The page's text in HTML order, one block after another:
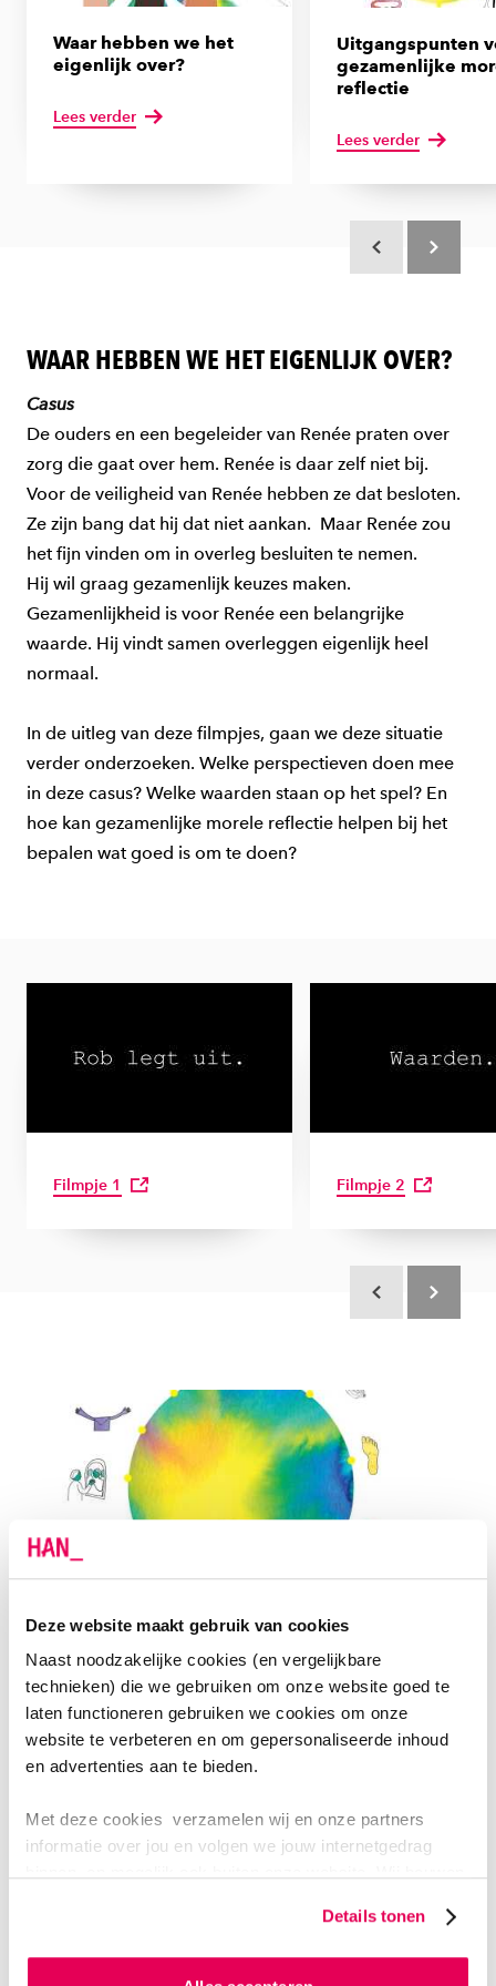
Deze website maakt gebruik van cookies
Naast noodzakelijke cookies (en vergelijkbare
technieken) die we gebruiken om onze website goed te
laten functioneren gebruiken we cookies om onze
website te verbeteren en om gepersonaliseerde inhoud
en advertenties aan te bieden.
Met deze cookies verzamelen wij en onze partners
informatie over jou en volgen we jouw internetgedrag
website en communicatie aan op jouw voorkeuren. Ook
van jouw internetgedrag.
Details tonen
Waar hebben we het
eigenlijk over?
Lees verder
Uitgangspunten
gezamenlijke
reflectie
Lees verder
WAAR HEBBEN WE HET EIGENLIJK OVER?
Casus
De ouders en een begeleider van Renée praten over
zorg die gaat over hem. Renée is daar zelf niet bij.
Voor de veiligheid van Renée hebben ze dat besloten.
Ze zijn bang dat hij dat niet aankan. Maar Renée zou
het fijn vinden om in overleg besluiten te nemen.
Hij wil graag gezamenlijk keuzes maken.
Gezamenlijkheid is voor Renée een belangrijke
waarde. Hij vindt samen overleggen eigenlijk heel
normaal.
In de uitleg van deze filmpjes, gaan we deze situatie
verder onderzoeken. Welke perspectieven doen mee
in deze casus? Welke waarden staan op het spel? En
hoe kan gezamenlijke morele reflectie helpen bij het
bepalen wat goed is om te doen?
Filmpje 1 Filmpje 2
UITGANGSPUNTEN VOOR GEZAMENLIJKE
MORELE REFLECTIE
Van belang bij gezamenlijk reflecteren is de relatie,
zodat betrokkenen met vertrouwen samenwerken.
2. De moed om te beginnen
3. Een warm welkom
4. De relatie is het belangrijkst
7. Wat heb jij nodig om mee te doen op jouw manier?